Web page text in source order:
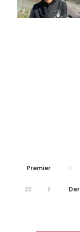
Premier
22